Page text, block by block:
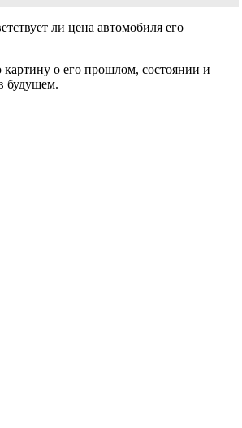
ли цена автомобиля его
о его прошлом, состоянии и
будущем.